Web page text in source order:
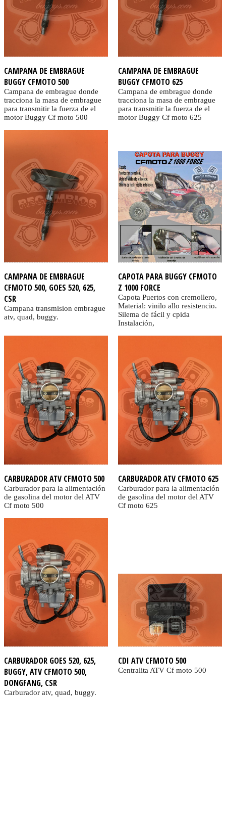
CAMPANA DE EMBRAGUE
BUGGY CFMOTO 500
Campana de embrague donde
tracciona la masa de embrague
para transmitir la fuerza de el
motor Buggy Cf moto 500
CAMPANA DE EMBRAGUE
BUGGY CFMOTO 625
Campana de embrague donde
tracciona la masa de embrague
para transmitir la fuerza de el
motor Buggy Cf moto 625
CAMPANA DE EMBRAGUE
CFMOTO 500, GOES 520, 625,
CSR
Campana transmision embrague
atv, quad, buggy.
CAPOTA PARA BUGGY CFMOTO
Z 1000 FORCE
Capota Puertos con cremollero,
Material: vinilo allo resistencio.
Silema de fácil y cpida
Instalación,
CARBURADOR ATV CFMOTO 500
Carburador para la alimentación
de gasolina del motor del ATV
Cf moto 500
CARBURADOR ATV CFMOTO 625
Carburador para la alimentación
de gasolina del motor del ATV
Cf moto 625
CARBURADOR GOES 520, 625,
BUGGY, ATV CFMOTO 500,
DONGFANG, CSR
Carburador atv, quad, buggy.
CDI ATV CFMOTO 500
Centralita ATV Cf moto 500